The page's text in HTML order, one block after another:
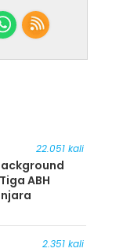
22.051 kali
ABH
2.351 kali